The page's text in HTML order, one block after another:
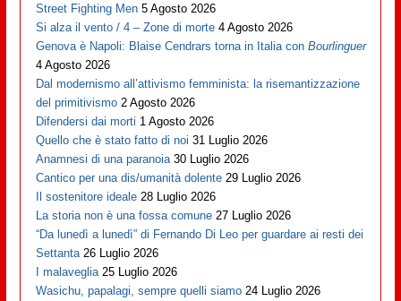
Street Fighting Men 5 Agosto 2026
Si alza il vento / 4 – Zone di morte 4 Agosto 2026
Genova è Napoli: Blaise Cendrars torna in Italia conBourlinguer
4 Agosto 2026
Dal modernismo all’attivismo femminista: la risemantizzazione
del primitivismo 2 Agosto 2026
Difendersi dai morti 1 Agosto 2026
Quello che è stato fatto di noi 31 Luglio 2026
Anamnesi di una paranoia 30 Luglio 2026
Cantico per una dis/umanità dolente 29 Luglio 2026
Il sostenitore ideale 28 Luglio 2026
La storia non è una fossa comune 27 Luglio 2026
“Da lunedì a lunedì” di Fernando Di Leo per guardare ai resti dei
Settanta 26 Luglio 2026
I malaveglia 25 Luglio 2026
Wasichu, papalagi, sempre quelli siamo 24 Luglio 2026